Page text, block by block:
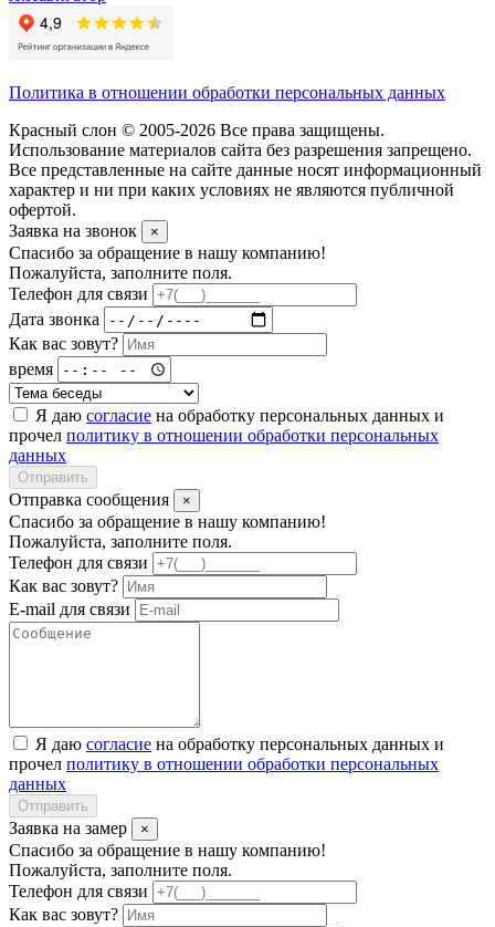
Политика в отношении обработки персональных данных
Красный слон © 2005-2026 Все права защищены.
Использование материалов сайта без разрешения запрещено.
Все представленные на сайте данные носят информационный
характер и ни при каких условиях не являются публичной
офертой.
Заявка на звонок
×
Спасибо за обращение в нашу компанию!
Пожалуйста, заполните поля.
Телефон для связи
Дата звонка
Как вас зовут?
время
Я даю согласие на обработку персональных данных и
прочел политику в отношении обработки персональных
данных
Отправить
Отправка сообщения ×
Спасибо за обращение в нашу компанию!
Пожалуйста, заполните поля.
Телефон для связи
Как вас зовут?
E-mail для связи
Я даю согласие на обработку персональных данных и
прочел политику в отношении обработки персональных
данных
Отправить
Заявка на замер ×
Спасибо за обращение в нашу компанию!
Пожалуйста, заполните поля.
Телефон для связи
Как вас зовут?